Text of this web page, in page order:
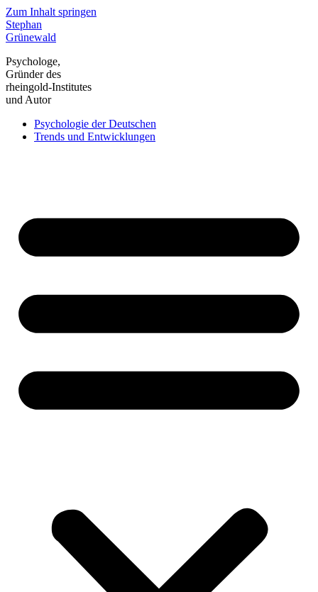
Zum Inhalt springen
Stephan
Grünewald
Psychologe,
Gründer des
rheingold-Institutes
und Autor
Psychologie der Deutschen
Trends und Entwicklungen